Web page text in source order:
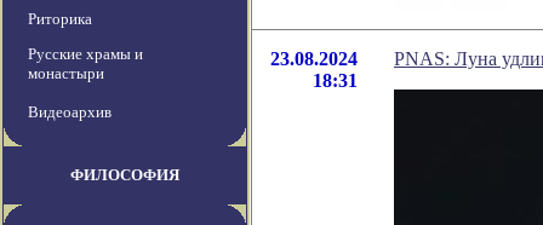
Риторика
Русские храмы и
монастыри
Видеоархив
ФИЛОСОФИЯ
23.08.2024
18:31
PNAS: Луна